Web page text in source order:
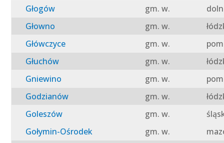
Głogów
gm. w.
Głowno
gm. w.
Główczyce
gm. w.
Głuchów
gm. w.
Gniewino
gm. w.
Godzianów
gm. w.
Goleszów
gm. w.
Gołymin-Ośrodek
gm. w.